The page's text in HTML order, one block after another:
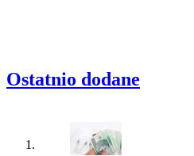
Ostatnio dodane